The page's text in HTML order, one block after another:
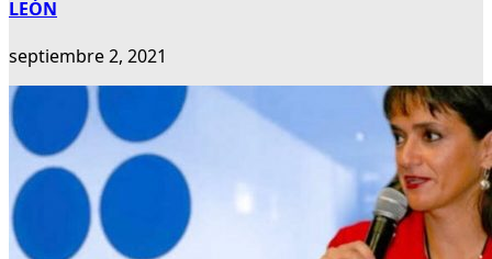
LEÓN
septiembre 2, 2021